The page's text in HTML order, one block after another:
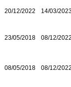
20/12/2022 14/03/
23/05/2018 08/12/
08/05/2018 08/12/